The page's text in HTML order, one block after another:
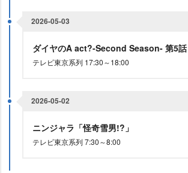
2026-05-03
ダイヤのA act?-Second Season- 第5話
テレビ東京系列 17:30～18:00
2026-05-02
ニンジャラ「怪奇雪男!?」
テレビ東京系列 7:30～8:00